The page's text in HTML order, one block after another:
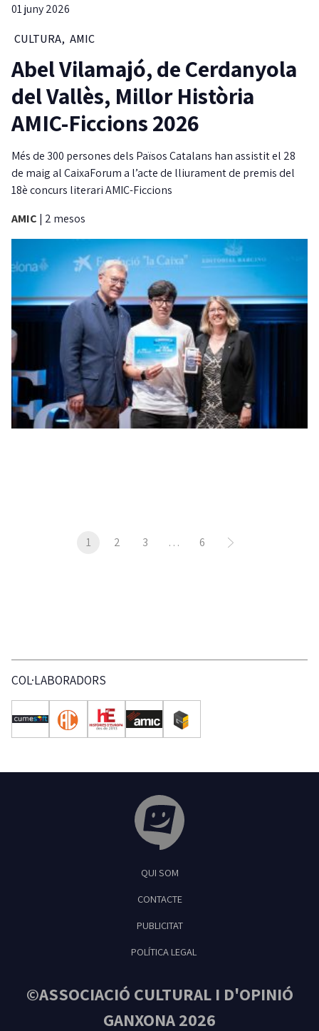
01 juny 2026
CULTURA, AMIC
Abel Vilamajó, de Cerdanyola
del Vallès, Millor Història
AMIC-Ficcions 2026
Més de 300 persones dels Països Catalans han assistit el 28
de maig al CaixaForum a l’acte de lliurament de premis del
18è concurs literari AMIC-Ficcions
AMIC | 2 mesos
1 2 3 … 6
COL·LABORADORS
Feliu de Guíxols
QUI SOM
CONTACTE
PUBLICITAT
POLÍTICA LEGAL
©ASSOCIACIÓ CULTURAL I D'OPINIÓ
GANXONA 2026